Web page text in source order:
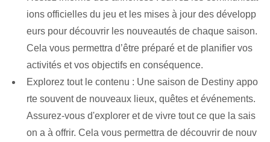
ions officielles du jeu et les mises à jour des développ
eurs pour découvrir les nouveautés de chaque saison.
Cela vous permettra d’être préparé et de planifier vos
activités et vos objectifs en conséquence.
Explorez tout le contenu :‌ Une saison de⁢ Destiny appo
rte souvent ‌de nouveaux lieux, quêtes et événements.
Assurez-vous d'explorer et de vivre tout ce que la sais
on a à offrir. ⁣Cela vous permettra de découvrir de nouv